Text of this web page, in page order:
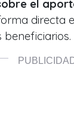
el
directa
beneficiarios.